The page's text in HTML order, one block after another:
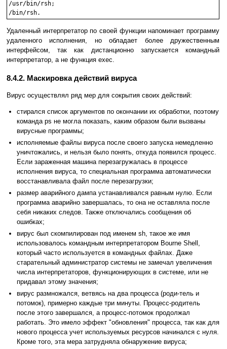
/usr/bin/rsh;
/bin/rsh.
Удаленный интерпретатор по своей функции напоминает программу
удаленного исполнения, но обладает более дружественным
интерфейсом, так как дистанционно запускается командный
интерпретатор, а не функция exec.
8.4.2. Маскировка действий вируса
Вирус осуществлял ряд мер для сокрытия своих действий:
стирался список аргументов по окончании их обработки, поэтому
команда ps не могла показать, каким образом были вызваны
вирусные программы;
исполняемые файлы вируса после своего запуска немедленно
уничтожались, и нельзя было понять, откуда появился процесс.
Если зараженная машина перезагружалась в процессе
исполнения вируса, то специальная программа автоматически
восстанавливала файл после перезагрузки;
размер аварийного дампа устанавливался равным нулю. Если
программа аварийно завершалась, то она не оставляла после
себя никаких следов. Также отключались сообщения об
ошибках;
вирус был скомпилирован под именем sh, такое же имя
использовалось командным интерпретатором Bourne Shell,
который часто используется в командных файлах. Даже
старательный администратор системы не замечал увеличения
числа интерпретаторов, функционирующих в системе, или не
придавал этому значения;
вирус размножался, ветвясь на два процесса (роди-тель и
потомок), примерно каждые три минуты. Процесс-родитель
после этого завершался, а процесс-потомок продолжал
работать. Это имело эффект "обновления" процесса, так как для
нового процесса учет используемых ресурсов начинался с нуля.
Кроме того, эта мера затрудняла обнаружение вируса;